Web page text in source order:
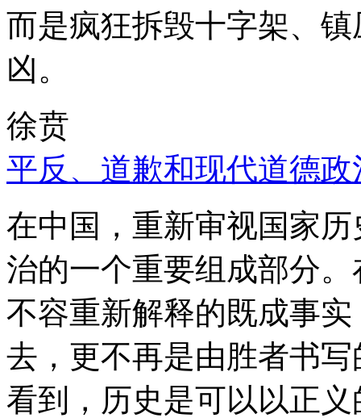
而是疯狂拆毁十字架、
凶。
徐贲
平反、道歉和现代道德政
在中国，重新审视国家
治的一个重要组成部分
不容重新解释的既成事
去，更不再是由胜者书
看到，历史是可以以正